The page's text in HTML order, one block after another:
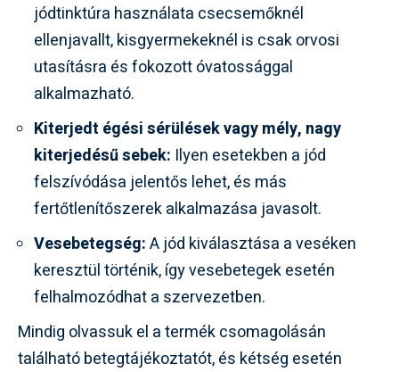
jódtinktúra használata csecsemőknél
ellenjavallt, kisgyermekeknél is csak orvosi
utasításra és fokozott óvatossággal
alkalmazható.
Kiterjedt égési sérülések vagy mély, nagy
kiterjedésű sebek: Ilyen esetekben a jód
felszívódása jelentős lehet, és más
fertőtlenítőszerek alkalmazása javasolt.
Vesebetegség:A jód kiválasztása a veséken
keresztül történik, így vesebetegek esetén
felhalmozódhat a szervezetben.
Mindig olvassuk el a termék csomagolásán
található betegtájékoztatót, és kétség esetén